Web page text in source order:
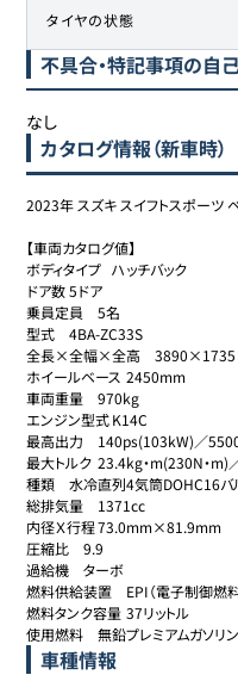
タイヤの状態
不具合・特記事項の自
なし
カタログ情報（新車時）
2023年 スズキ スイフトスポーツ
【車両カタログ値】
ボディタイプ	ハッチバック
ドア数	5ドア
乗員定員	5名
型式	4BA-ZC33S
全長×全幅×全高	3890×1735×1500mm
ホイールベース	2450mm
車両重量	970kg
エンジン型式	K14C
最高出力	140ps(103kW)／5500rpm
最大トルク	23.4kg・m(230N・m)／2500～3500rpm
種類	水冷直列4気筒DOHC16バルブターボ
総排気量	1371cc
内径Ｘ行程	73.0mm×81.9mm
圧縮比	9.9
過給機	ターボ
燃料供給装置	EPI（電子制御燃料噴射装置）
燃料タンク容量	37リットル
使用燃料	無鉛プレミアムガソリン
車種情報